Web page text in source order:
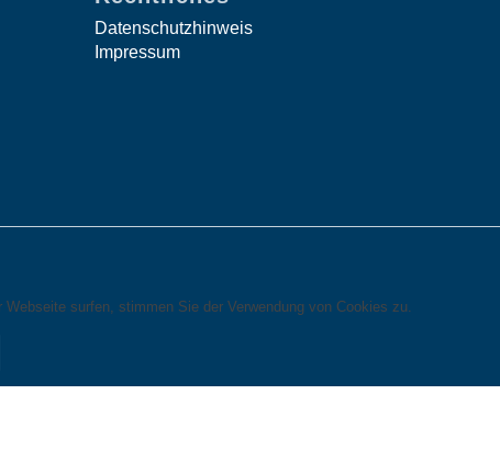
Datenschutzhinweis
Impressum
surfen, stimmen Sie der Verwendung von Cookies zu.